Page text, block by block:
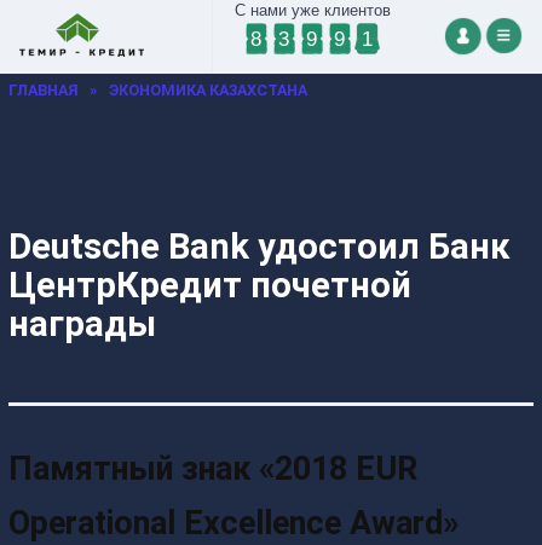
С нами уже клиентов
8 3 9 9 1
ГЛАВНАЯ » ЭКОНОМИКА КАЗАХСТАНА
Deutsche Bank удостоил Банк
ЦентрКредит почетной
награды
Памятный знак «2018 EUR
Operational Excellence Award»